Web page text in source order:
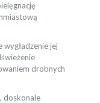
wygładzenie jej
drobnych
doskonale